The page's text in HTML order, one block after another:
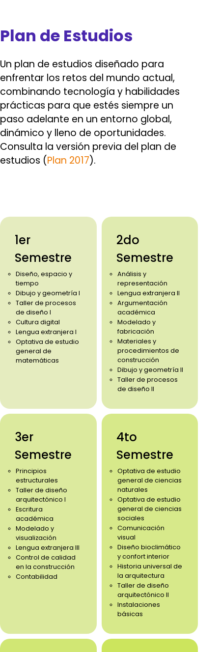
Plan de Estudios
Un plan de estudios diseñado para
enfrentar los retos del mundo actual,
combinando tecnología y habilidades
prácticas para que estés siempre un
paso adelante en un entorno global,
dinámico y lleno de oportunidades.
Consulta la versión previa del plan de
estudios (Plan 2017).
1er
Semestre
Diseño, espacio y
tiempo
Dibujo y geometría I
Taller de procesos
de diseño I
Cultura digital
Lengua extranjera I
Optativa de estudio
general de
matemáticas
2do
Semestre
Análisis y
representación
Lengua extranjera II
Argumentación
académica
Modelado y
fabricación
Materiales y
procedimientos de
construcción
Dibujo y geometría II
Taller de procesos
de diseño II
3er
Semestre
Principios
estructurales
Taller de diseño
arquitectónico I
Escritura
académica
Modelado y
visualización
Lengua extranjera III
Control de calidad
en la construcción
Contabilidad
4to
Semestre
Optativa de estudio
general de ciencias
naturales
Optativa de estudio
general de ciencias
sociales
Comunicación
visual
Diseño bioclimático
y confort interior
Historia universal de
la arquitectura
Taller de diseño
arquitectónico II
Instalaciones
básicas